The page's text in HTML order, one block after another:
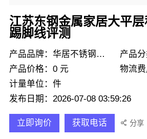
江苏东钢金属家居大平
踢脚线评测
产品品牌：华居不锈钢定制
产品
产品价格：0 元
物流
计量单位：件
发布日期：2026-07-08 03:59:26
立即询价 获取电话 分享